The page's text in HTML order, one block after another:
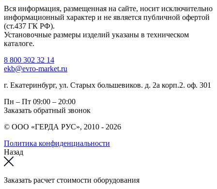
Вся информация, размещенная на сайте, носит исключительно
информационный характер и не является публичной офертой
(ст.437 ГК РФ).
Установочные размеры изделий указаны в техническом
каталоге.
8 800 302 32 14
ekb@evro-market.ru
г. Екатеринбург, ул. Старых большевиков. д. 2а корп.2. оф. 301
Пн – Пт 09:00 – 20:00
Заказать обратный звонок
© ООО «ГЕРДА РУС», 2010 - 2026
Политика конфиденциальности
Назад
Заказать расчет стоимости оборудования